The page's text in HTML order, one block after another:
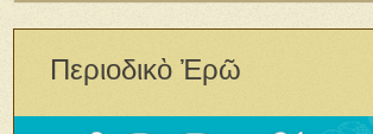
Περιοδικὸ Ἐρῶ